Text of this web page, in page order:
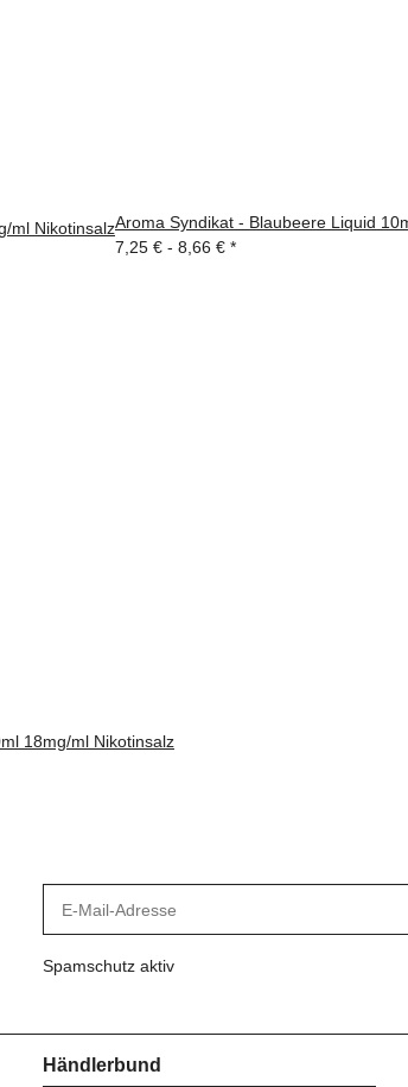
ml NikotinsalzAroma Syndikat - Blaubeere Liquid
7,25 € - 8,66 € *
18mg/ml Nikotinsalz
Spamschutz aktiv
Händlerbund